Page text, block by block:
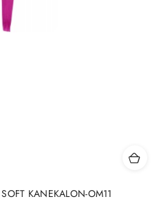
KANEKALON-OM11